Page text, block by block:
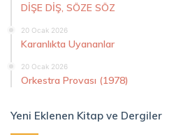
DİŞE DİŞ, SÖZE SÖZ
20 Ocak 2026
Karanlıkta Uyananlar
20 Ocak 2026
Orkestra Provası (1978)
Yeni Eklenen Kitap ve Dergiler